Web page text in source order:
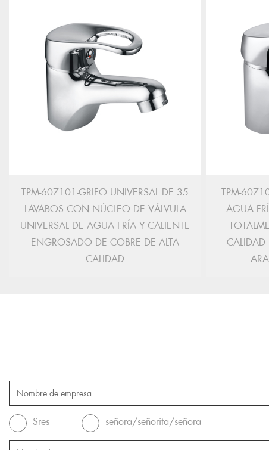
TPM-607101-GRIFO UNIVERSAL DE 35
LAVABOS CON NÚCLEO DE VÁLVULA
UNIVERSAL DE AGUA FRÍA Y CALIENTE
ENGROSADO DE COBRE DE ALTA
CALIDAD
TPM-
AGUA
CALIDAD
Sres señora/señorita/señora